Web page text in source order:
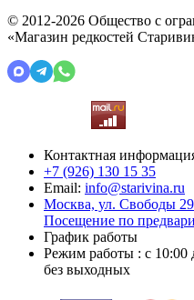
© 2012-2026 Общество с
«Магазин редкостей
Контактная
+7 (926) 130 15 35
Email: info@starivina.ru
Москва, ул. Свободы 29
Посещение по
График работы
Режим работы : с 10:00
без выходных